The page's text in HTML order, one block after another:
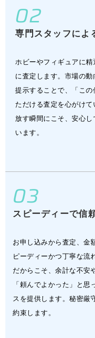
02
専門スタッフによ
ホビーやフィギュアに
に査定します。市場の
提示することで、「こ
ただける査定を心がけ
放す瞬間にこそ、安心
います。
03
スピーディーで信
お申し込みから査定、金
ピーディーかつ丁寧な流
だからこそ、余計な不安
「頼んでよかった」と
スを提供します。秘密厳
約束します。